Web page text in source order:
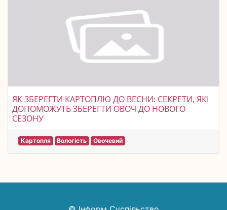
ЯК ЗБЕРЕГТИ КАРТОПЛЮ ДО ВЕСНИ: СЕКРЕТИ, ЯКІ
ДОПОМОЖУТЬ ЗБЕРЕГТИ ОВОЧ ДО НОВОГО
СЕЗОНУ
Картопля Вологість Овочевий